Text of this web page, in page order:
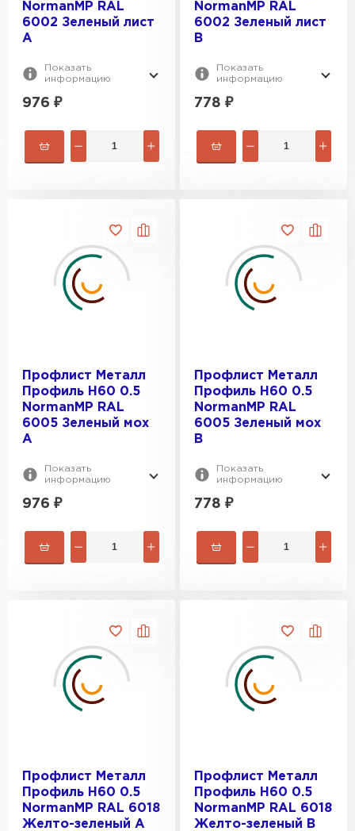
NormanMP RAL
6002 Зеленый лист
A
Показать
информацию
976 ₽
NormanMP RAL
6002 Зеленый лист
B
Показать
информацию
778 ₽
Профлист Металл
Профиль Н60 0.5
NormanMP RAL
6005 Зеленый мох
A
Показать
информацию
976 ₽
Профлист Металл
Профиль Н60 0.5
NormanMP RAL
6005 Зеленый мох
B
Показать
информацию
778 ₽
Профлист Металл
Профиль Н60 0.5
NormanMP RAL 6018
Желто-зеленый A
Профлист Металл
Профиль Н60 0.5
NormanMP RAL 6018
Желто-зеленый B